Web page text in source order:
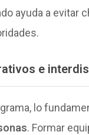
ayuda a evitar
e
lo
. Formar